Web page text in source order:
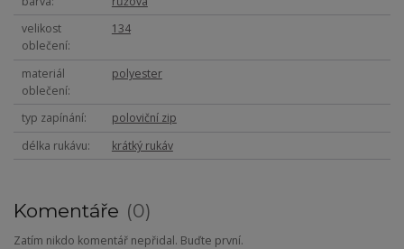
velikost
oblečení
134
materiál
oblečení
polyester
typ zapínání
poloviční zip
délka rukávu
krátký rukáv
Komentáře 0
Zatím nikdo komentář nepřidal. Buďte první.